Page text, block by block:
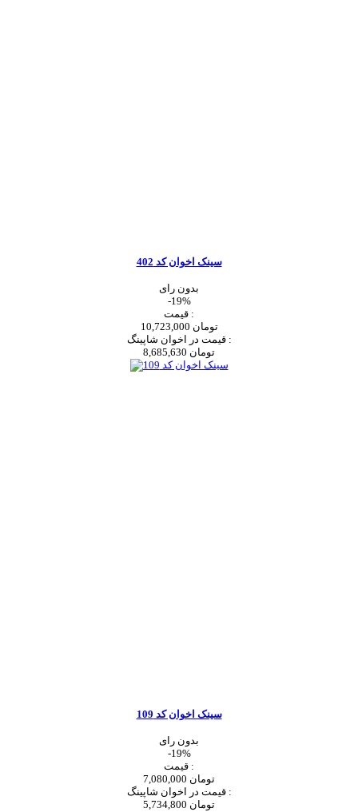
سینک اخوان کد 402
بدون رای
-19%
قیمت :
10,723,000 تومان
قیمت در اخوان شاپینگ :
8,685,630 تومان
سینک اخوان کد 109
بدون رای
-19%
قیمت :
7,080,000 تومان
قیمت در اخوان شاپینگ :
5,734,800 تومان